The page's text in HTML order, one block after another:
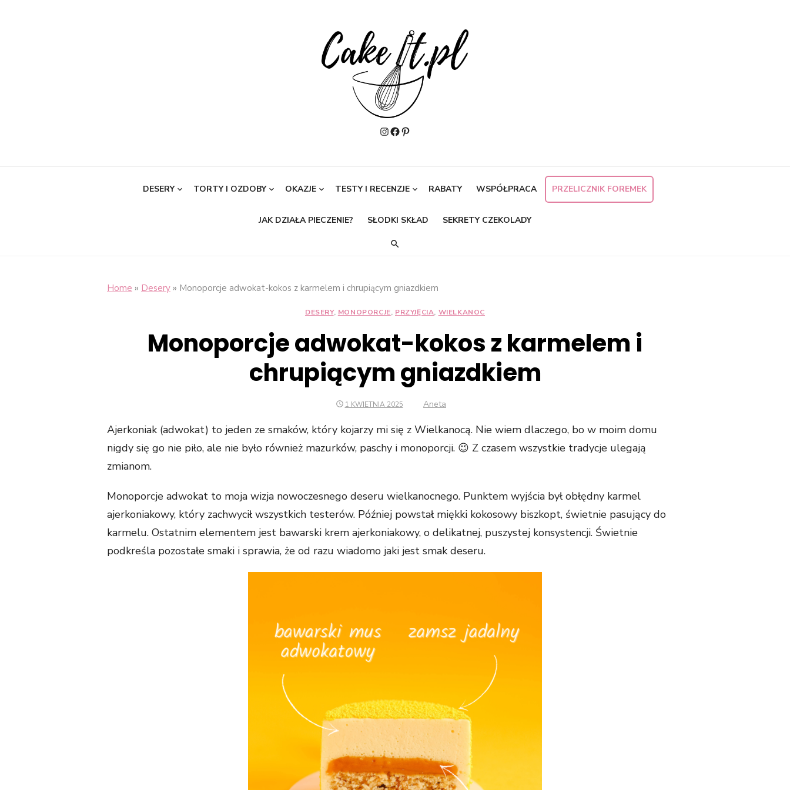
Instagram
Facebook
DESERY TORTY I OZDOBY OKAZJE TESTY I RECENZJE RABATY WSPÓŁPRACA PRZELICZNIK FOREMEK
JAK DZIAŁA PIECZENIE? SŁODKI SKŁAD SEKRETY CZEKOLADY
Home » Desery » Monoporcje adwokat-kokos z karmelem i chrupiącym gniazdkiem
DESERY, MONOPORCJE, PRZYJĘCIA, WIELKANOC
Monoporcje adwokat-kokos z karmelem i
chrupiącym gniazdkiem
POSTED
1 KWIETNIA 2025 Author
Aneta
Ajerkoniak (adwokat) to jeden ze smaków, który kojarzy mi się z Wielkanocą. Nie wiem dlaczego, bo w moim domu
nigdy się go nie piło, ale nie było również mazurków, paschy i monoporcji. 😉 Z czasem wszystkie tradycje ulegają
zmianom.
Monoporcje adwokat to moja wizja nowoczesnego deseru wielkanocnego. Punktem wyjścia był obłędny karmel
ajerkoniakowy, który zachwycił wszystkich testerów. Później powstał miękki kokosowy biszkopt, świetnie pasujący do
karmelu. Ostatnim elementem jest bawarski krem ajerkoniakowy, o delikatnej, puszystej konsystencji. Świetnie
podkreśla pozostałe smaki i sprawia, że od razu wiadomo jaki jest smak deseru.
Konieczne
Te pliki cookie
nie są
one potrzebne
funkcjonowania
Statystyka
Abyśmy mogli
poprawić
i strukturę
strona jest
Aby nasza
strona
internetowa
działała jak
najlepiej
podczas
twojego